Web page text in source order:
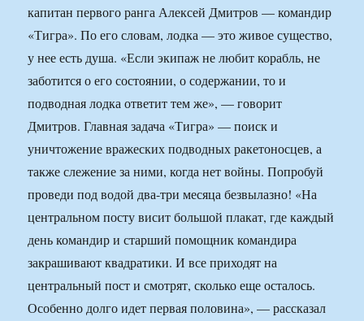
капитан первого ранга Алексей Дмитров — командир
«Тигра». По его словам, лодка — это живое существо,
у нее есть душа. «Если экипаж не любит корабль, не
заботится о его состоянии, о содержании, то и
подводная лодка ответит тем же», — говорит
Дмитров. Главная задача «Тигра» — поиск и
уничтожение вражеских подводных ракетоносцев, а
также слежение за ними, когда нет войны. Попробуй
проведи под водой два-три месяца безвылазно! «На
центральном посту висит большой плакат, где каждый
день командир и старший помощник командира
закрашивают квадратики. И все приходят на
центральный пост и смотрят, сколько еще осталось.
Особенно долго идет первая половина», — рассказал